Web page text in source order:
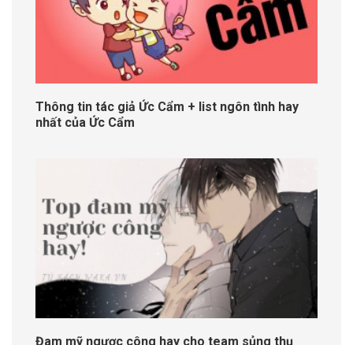
Thông tin tác giả Ức Cẩm + list ngôn tình hay
nhất của Ức Cẩm
Đam mỹ ngược công hay cho team sủng thụ